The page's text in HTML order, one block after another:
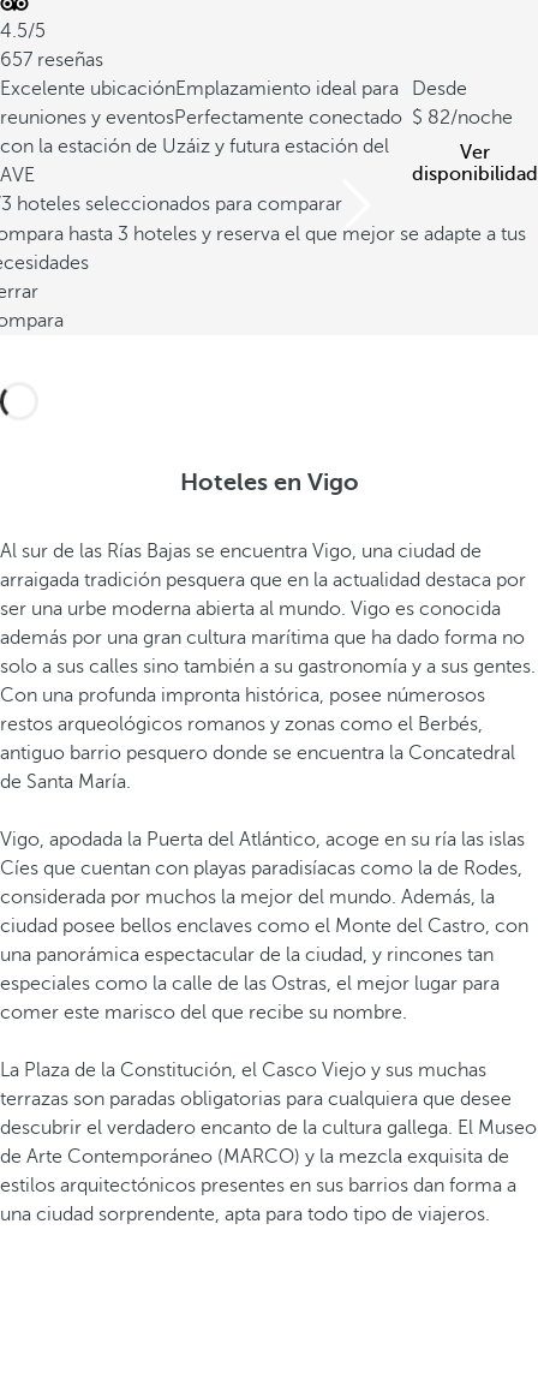
4.5/5
657 reseñas
Excelente ubicaciónEmplazamiento ideal para
reuniones y eventosPerfectamente conectado
con la estación de Uzáiz y futura estación del
AVE
Desde
82/noche
Ver
disponibilidad
hoteles seleccionados para comparar
hasta 3 hoteles y reserva el que mejor se adapte a tus
Hoteles en Vigo
Al sur de las Rías Bajas se encuentra Vigo, una ciudad de
arraigada tradición pesquera que en la actualidad destaca por
ser una urbe moderna abierta al mundo. Vigo es conocida
además por una gran cultura marítima que ha dado forma no
solo a sus calles sino también a su gastronomía y a sus gentes.
Con una profunda impronta histórica, posee númerosos
restos arqueológicos romanos y zonas como el Berbés,
antiguo barrio pesquero donde se encuentra la Concatedral
de Santa María.
Vigo, apodada la Puerta del Atlántico, acoge en su ría las islas
Cíes que cuentan con playas paradisíacas como la de Rodes,
considerada por muchos la mejor del mundo. Además, la
ciudad posee bellos enclaves como el Monte del Castro, con
una panorámica espectacular de la ciudad, y rincones tan
especiales como la calle de las Ostras, el mejor lugar para
comer este marisco del que recibe su nombre.
La Plaza de la Constitución, el Casco Viejo y sus muchas
terrazas son paradas obligatorias para cualquiera que desee
descubrir el verdadero encanto de la cultura gallega. El Museo
de Arte Contemporáneo (MARCO) y la mezcla exquisita de
estilos arquitectónicos presentes en sus barrios dan forma a
una ciudad sorprendente, apta para todo tipo de viajeros.